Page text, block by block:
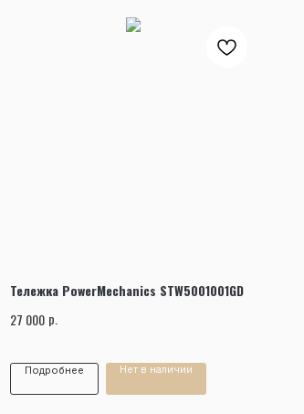
Тележка PowerMechanics STW5001001GD
27 000 р.
Подробнее Нет в наличии